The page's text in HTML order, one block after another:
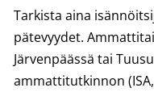
Tarkista aina
pätevyydet.
Järvenpäässä tai
ammattitutkinnon